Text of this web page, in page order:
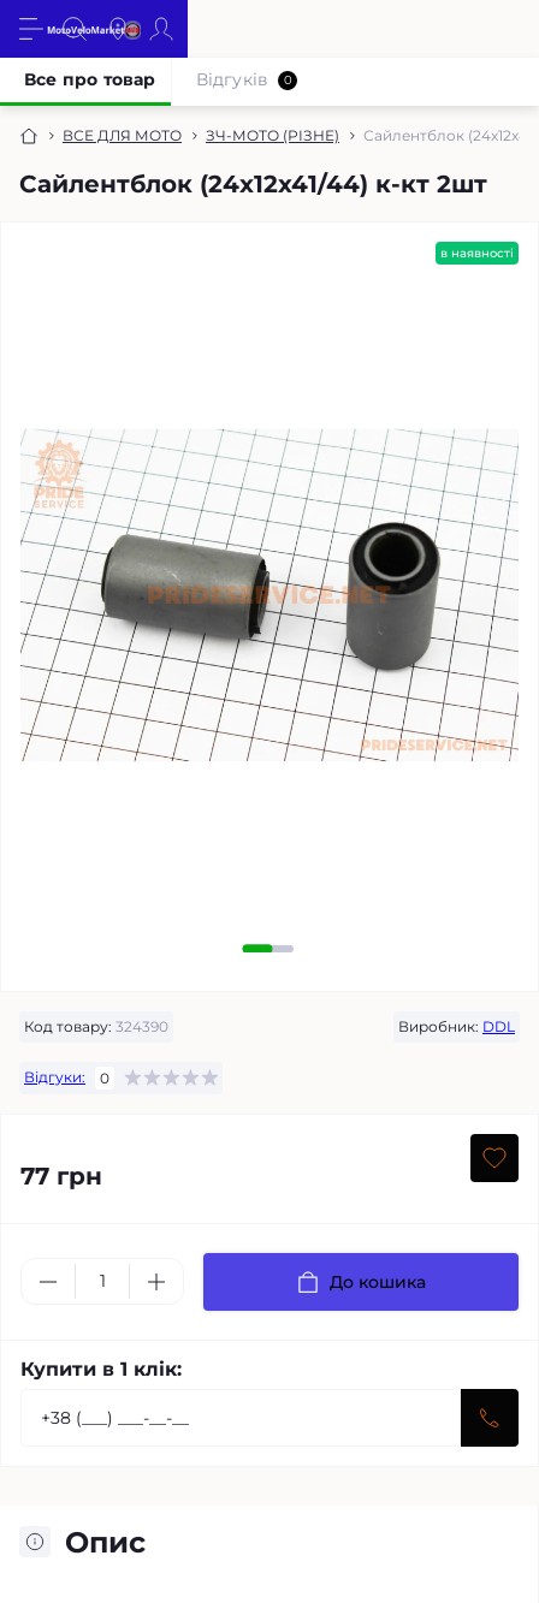
ВСЕ ДЛЯ МОТО ЗЧ-МОТО (РІЗНЕ) Сайлентблок
Сайлентблок (24x12x41/44) к-кт 2шт
Все про товар Відгуків 0
в наявності
Код товару: 324390 Виробник: DDL
Відгуки: 0
77 грн
До кошика
Купити в 1 клік:
Опис